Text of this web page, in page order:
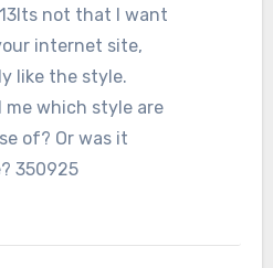
not that I want
internet site,
like the style.
me which style are
of? Or was it
350925